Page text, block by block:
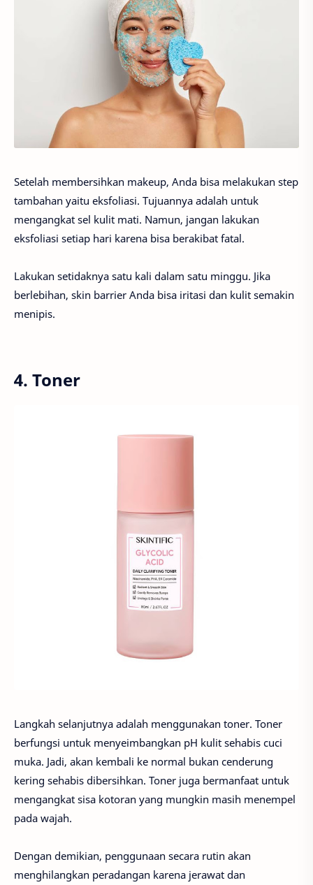
Setelah membersihkan makeup, Anda bisa melakukan step
tambahan yaitu eksfoliasi. Tujuannya adalah untuk
mengangkat sel kulit mati. Namun, jangan lakukan
eksfoliasi setiap hari karena bisa berakibat fatal.
Lakukan setidaknya satu kali dalam satu minggu. Jika
berlebihan, skin barrier Anda bisa iritasi dan kulit semakin
menipis.
4. Toner
Langkah selanjutnya adalah menggunakan toner. Toner
berfungsi untuk menyeimbangkan pH kulit sehabis cuci
muka. Jadi, akan kembali ke normal bukan cenderung
kering sehabis dibersihkan. Toner juga bermanfaat untuk
mengangkat sisa kotoran yang mungkin masih menempel
pada wajah.
Dengan demikian, penggunaan secara rutin akan
menghilangkan peradangan karena jerawat dan